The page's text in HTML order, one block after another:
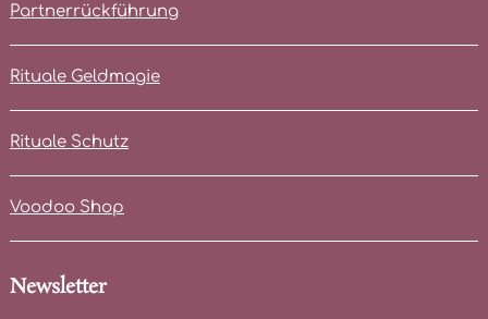
Partnerrückführung
Rituale Geldmagie
Rituale Schutz
Voodoo Shop
Newsletter